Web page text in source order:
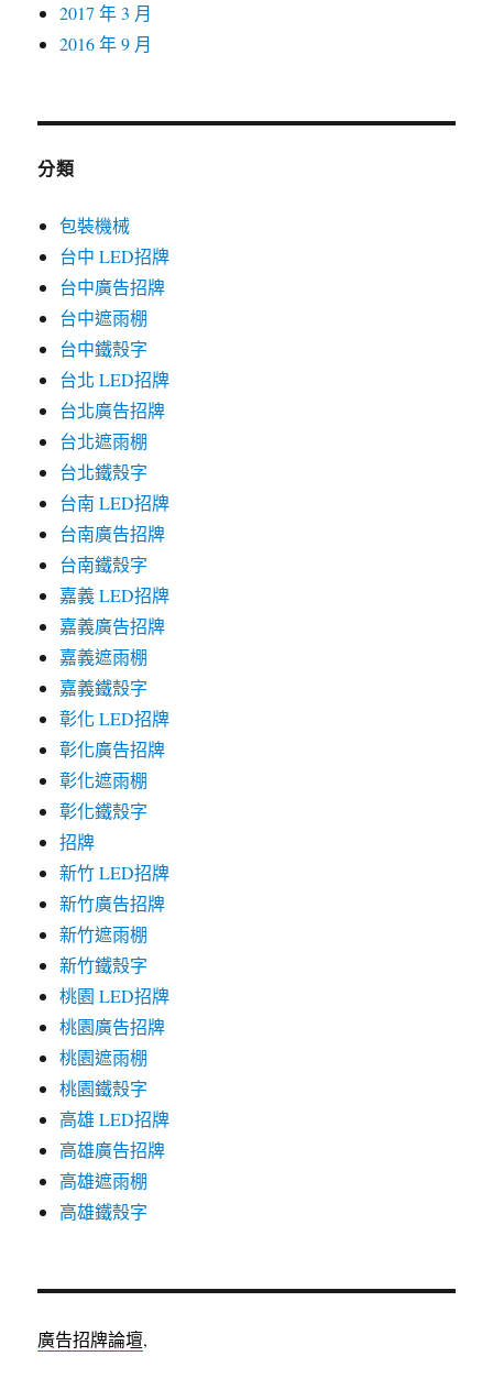
2017 年 3 月
2016 年 9 月
分類
包裝機械
台中 LED招牌
台中廣告招牌
台中遮雨棚
台中鐵殼字
台北 LED招牌
台北廣告招牌
台北遮雨棚
台北鐵殼字
台南 LED招牌
台南廣告招牌
台南鐵殼字
嘉義 LED招牌
嘉義廣告招牌
嘉義遮雨棚
嘉義鐵殼字
彰化 LED招牌
彰化廣告招牌
彰化遮雨棚
彰化鐵殼字
招牌
新竹 LED招牌
新竹廣告招牌
新竹遮雨棚
新竹鐵殼字
桃園 LED招牌
桃園廣告招牌
桃園遮雨棚
桃園鐵殼字
高雄 LED招牌
高雄廣告招牌
高雄遮雨棚
高雄鐵殼字
廣告招牌論壇,